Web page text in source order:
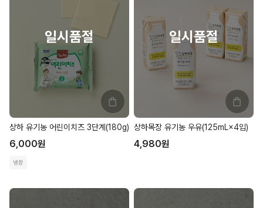
상하 유기농 어린이치즈 3단계(180g)
6,000원
냉장
상하목장 유기농 우유(125mL×4입)
4,980원